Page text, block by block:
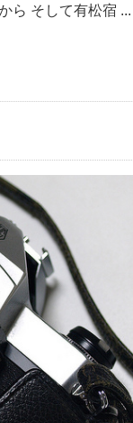
ら そして有松宿 ...